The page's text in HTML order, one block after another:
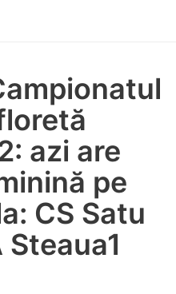
azi are
pe
CS Satu
Steaua1